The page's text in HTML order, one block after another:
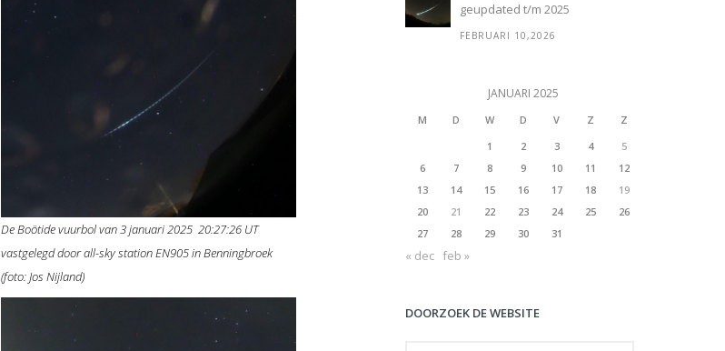
De Boötide vuurbol van 3 januari 2025 20:27:26 UT
vastgelegd door all-sky station EN905 in Benningbroek
(foto: Jos Nijland)
geupdated t/m 2025
FEBRUARI 10,2026
JANUARI 2025
M D W D V Z
Z
1
2 3 4
5
6
7 8 9 10 11
12
13
14 15 16 17 18
19
20
21 22 23 24 25
26
27
28 29 30 31
« dec feb »
DOORZOEK DE WEBSITE